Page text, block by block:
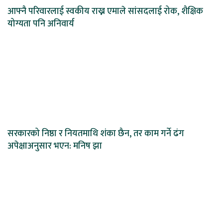
आफ्नै परिवारलाई स्वकीय राख्न एमाले सांसदलाई रोक, शैक्षिक
योग्यता पनि अनिवार्य
सरकारको निष्ठा र नियतमाथि शंका छैन, तर काम गर्ने ढंग
अपेक्षाअनुसार भएन: मनिष झा